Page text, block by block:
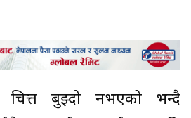
चित्त बुझ्दो नभएको भन्दै